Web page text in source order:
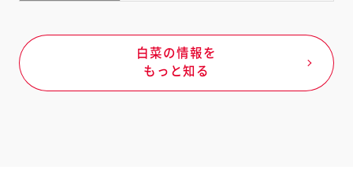
白菜の情報を
もっと知る